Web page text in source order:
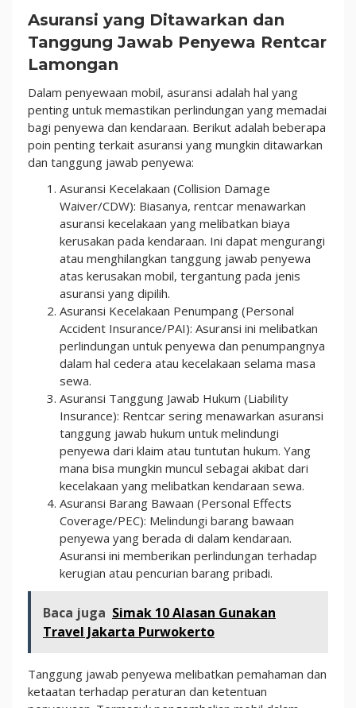
Asuransi yang Ditawarkan dan
Tanggung Jawab Penyewa Rentcar
Lamongan
Dalam penyewaan mobil, asuransi adalah hal yang
penting untuk memastikan perlindungan yang memadai
bagi penyewa dan kendaraan. Berikut adalah beberapa
poin penting terkait asuransi yang mungkin ditawarkan
dan tanggung jawab penyewa:
Asuransi Kecelakaan (Collision Damage
Waiver/CDW): Biasanya, rentcar menawarkan
asuransi kecelakaan yang melibatkan biaya
kerusakan pada kendaraan. Ini dapat mengurangi
atau menghilangkan tanggung jawab penyewa
atas kerusakan mobil, tergantung pada jenis
asuransi yang dipilih.
Asuransi Kecelakaan Penumpang (Personal
Accident Insurance/PAI): Asuransi ini melibatkan
perlindungan untuk penyewa dan penumpangnya
dalam hal cedera atau kecelakaan selama masa
sewa.
Asuransi Tanggung Jawab Hukum (Liability
Insurance): Rentcar sering menawarkan asuransi
tanggung jawab hukum untuk melindungi
penyewa dari klaim atau tuntutan hukum. Yang
mana bisa mungkin muncul sebagai akibat dari
kecelakaan yang melibatkan kendaraan sewa.
Asuransi Barang Bawaan (Personal Effects
Coverage/PEC): Melindungi barang bawaan
penyewa yang berada di dalam kendaraan.
Asuransi ini memberikan perlindungan terhadap
kerugian atau pencurian barang pribadi.
Baca juga Simak 10 Alasan Gunakan
Travel Jakarta Purwokerto
Tanggung jawab penyewa melibatkan pemahaman dan
ketaatan terhadap peraturan dan ketentuan